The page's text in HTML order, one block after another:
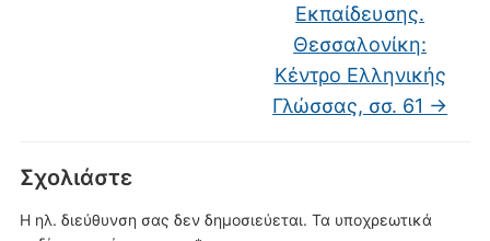
Εκπαίδευσης.
Θεσσαλονίκη:
Κέντρο Ελληνικής
Γλώσσας, σσ. 61 →
Σχολιάστε
Η ηλ. διεύθυνση σας δεν δημοσιεύεται. Τα υποχρεωτικά